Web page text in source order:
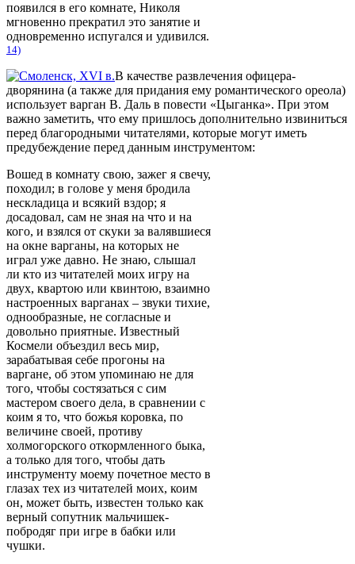
появился в его комнате, Николя
мгновенно прекратил это занятие и
одновременно испугался и удивился.
14)
В качестве развлечения офицера-
дворянина (а также для придания ему романтического ореола)
использует варган В. Даль в повести «Цыганка». При этом
важно заметить, что ему пришлось дополнительно извиниться
перед благородными читателями, которые могут иметь
предубеждение перед данным инструментом:
Вошед в комнату свою, зажег я свечу,
походил; в голове у меня бродила
нескладица и всякий вздор; я
досадовал, сам не зная на что и на
кого, и взялся от скуки за валявшиеся
на окне варганы, на которых не
играл уже давно. Не знаю, слышал
ли кто из читателей моих игру на
двух, квартою или квинтою, взаимно
настроенных варганах – звуки тихие,
однообразные, не согласные и
довольно приятные. Известный
Космели объездил весь мир,
зарабатывая себе прогоны на
варгане, об этом упоминаю не для
того, чтобы состязаться с сим
мастером своего дела, в сравнении с
коим я то, что божья коровка, по
величине своей, противу
холмогорского откормленного быка,
а только для того, чтобы дать
инструменту моему почетное место в
глазах тех из читателей моих, коим
он, может быть, известен только как
верный сопутник мальчишек-
побродяг при игре в бабки или
чушки.